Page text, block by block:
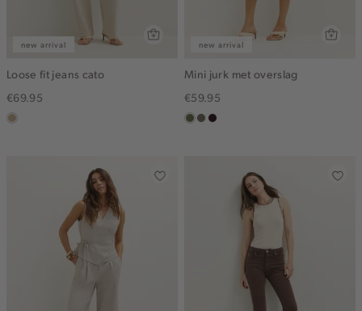
new arrival
Loose fit jeans cato
€69.95
zand
new arrival
Mini jurk met overslag
€59.95
groen,
middenbruin
bordeaux,